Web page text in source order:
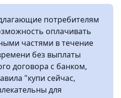
потребителям
оплачивать
частями в течение
без выплаты
договора с банком,
"купи сейчас,
для